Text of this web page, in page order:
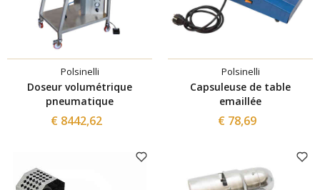
Polsinelli
Doseur volumétrique
pneumatique
€ 8442,62
Polsinelli
Capsuleuse de table
emaillée
€ 78,69